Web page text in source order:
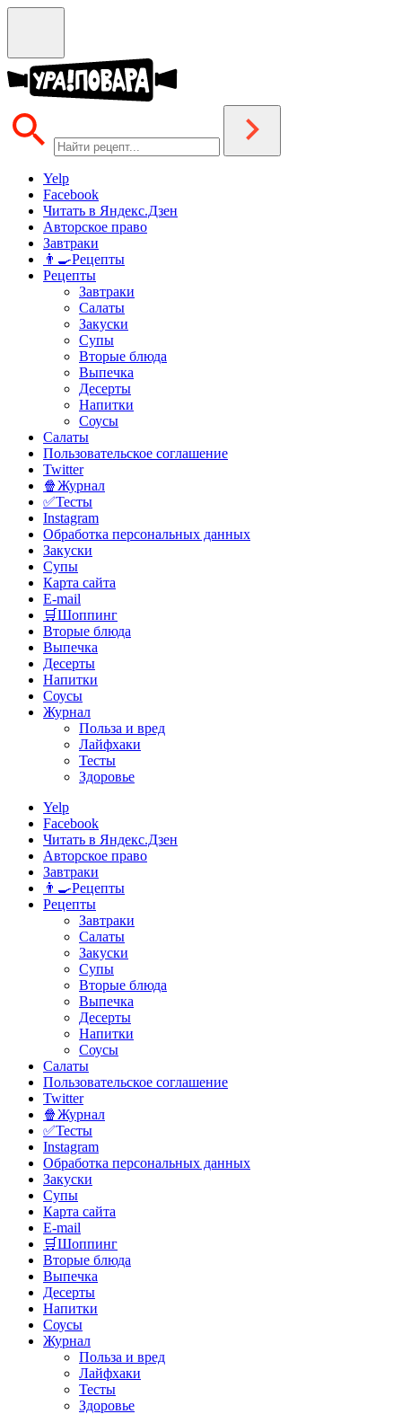
Yelp
Facebook
Читать в Яндекс.Дзен
Авторское право
Завтраки
👨‍🍳Рецепты
Рецепты
Завтраки
Салаты
Закуски
Супы
Вторые блюда
Выпечка
Десерты
Напитки
Соусы
Салаты
Пользовательское соглашение
Twitter
🍿Журнал
✅Тесты
Instagram
Обработка персональных данных
Закуски
Супы
Карта сайта
E-mail
🛒Шоппинг
Вторые блюда
Выпечка
Десерты
Напитки
Соусы
Журнал
Польза и вред
Лайфхаки
Тесты
Здоровье
Yelp
Facebook
Читать в Яндекс.Дзен
Авторское право
Завтраки
👨‍🍳Рецепты
Рецепты
Завтраки
Салаты
Закуски
Супы
Вторые блюда
Выпечка
Десерты
Напитки
Соусы
Салаты
Пользовательское соглашение
Twitter
🍿Журнал
✅Тесты
Instagram
Обработка персональных данных
Закуски
Супы
Карта сайта
E-mail
🛒Шоппинг
Вторые блюда
Выпечка
Десерты
Напитки
Соусы
Журнал
Польза и вред
Лайфхаки
Тесты
Здоровье